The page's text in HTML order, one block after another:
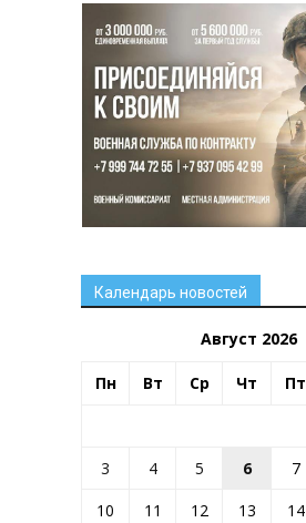
Календарь новостей
Август 2026
Пн Вт Ср Чт Пт
3
4 5 6 7
10
11 12 13 14